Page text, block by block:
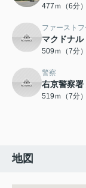
477ｍ（6分）
ファーストフ
マクドナ
509ｍ（7分）
警察
右京警察署
519ｍ（7分）
地図